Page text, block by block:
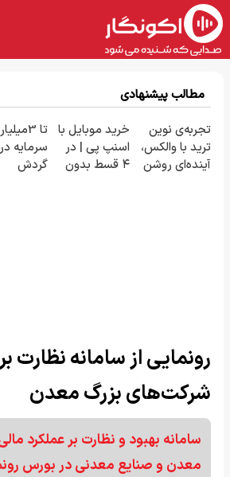
مطالب پیشنهادی
تجربه‌ی نوین
ترید با والکس،
آینده‌ای روشن
خرید موبایل با
اسنپ پی | در
۴ قسط بدون
تا
سرمایه در
گردش
رونمایی از سامانه نظارت
شرکت‌های بزرگ معدن
سامانه بهبود و نظارت بر عملکرد
معدن و صنایع معدنی در بورس